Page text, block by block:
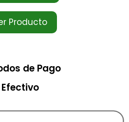
Producto
de Pago
Efectivo